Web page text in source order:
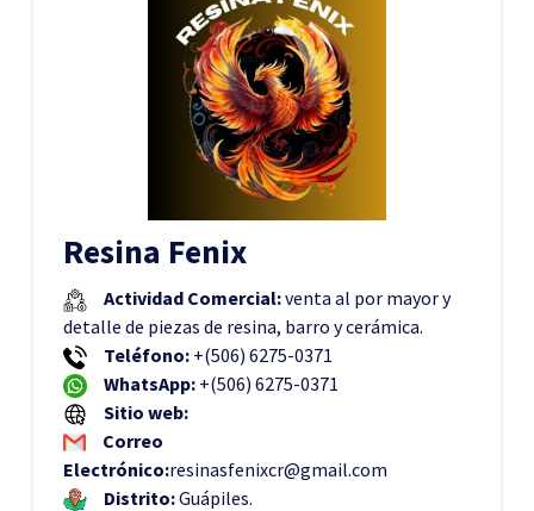
Resina Fenix
Actividad Comercial:venta al por mayor y
detalle de piezas de resina, barro y cerámica.
Teléfono: +(506) 6275-0371
WhatsApp: +(506) 6275-0371
Sitio web:
Correo
Electrónico:resinasfenixcr@gmail.com
Distrito:Guápiles.